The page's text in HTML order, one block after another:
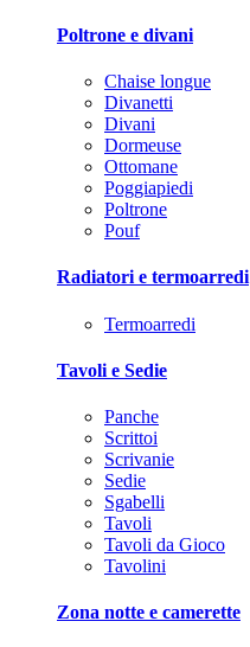
Poltrone e divani
Chaise longue
Divanetti
Divani
Dormeuse
Ottomane
Poggiapiedi
Poltrone
Pouf
Radiatori e termoarredi
Termoarredi
Tavoli e Sedie
Panche
Scrittoi
Scrivanie
Sedie
Sgabelli
Tavoli
Tavoli da Gioco
Tavolini
Zona notte e camerette